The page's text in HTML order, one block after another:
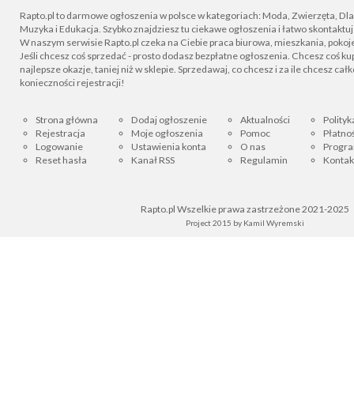
Rapto.pl to darmowe ogłoszenia w polsce w kategoriach: Moda, Zwierzęta, Dla
Muzyka i Edukacja. Szybko znajdziesz tu ciekawe ogłoszenia i łatwo
W naszym serwisie Rapto.pl czeka na Ciebie praca biurowa, mieszkania,
Jeśli chcesz coś sprzedać - prosto dodasz bezpłatne ogłoszenia. Chcesz coś
najlepsze okazje, taniej niż w sklepie. Sprzedawaj, co chcesz i za ile chcesz
konieczności rejestracji!
Strona główna
Rejestracja
Logowanie
Reset hasła
Dodaj ogłoszenie
Moje ogłoszenia
Ustawienia konta
Kanał RSS
Aktualności
Pomoc
O nas
Regulamin
Rapto.pl Wszelkie prawa zastrzeżone 2021-2025
Project 2015 by Kamil Wyremski